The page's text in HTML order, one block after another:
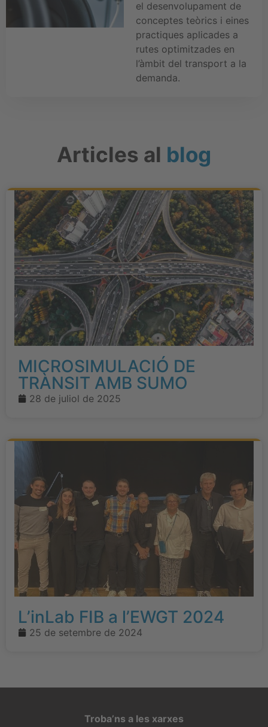
el desenvolupament de
conceptes teòrics i eines
practiques aplicades a
rutes optimitzades en
l’àmbit del transport a la
demanda.
Articles al blog
MICROSIMULACIÓ DE
TRÀNSIT AMB SUMO
28 de juliol de 2025
L’inLab FIB a l’EWGT 2024
25 de setembre de 2024
Troba’ns a les xarxes